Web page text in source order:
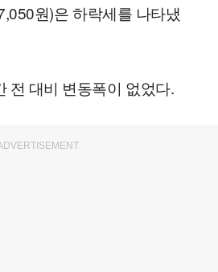
원)은 하락세를 나타냈
전 대비 변동폭이 없었다.